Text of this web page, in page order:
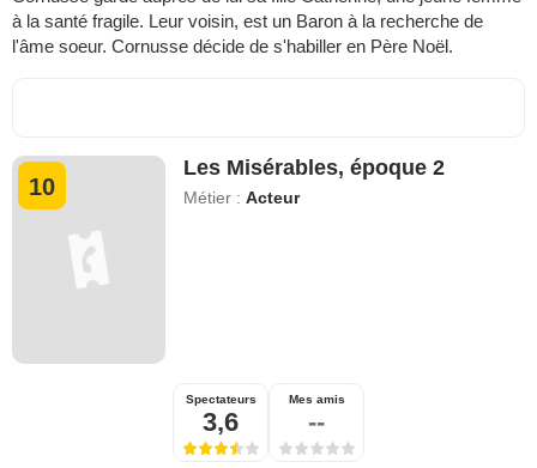
à la santé fragile. Leur voisin, est un Baron à la recherche de
l'âme soeur. Cornusse décide de s'habiller en Père Noël.
10
Les Misérables, époque 2
Métier :Acteur
Spectateurs
3,6
Mes amis
--